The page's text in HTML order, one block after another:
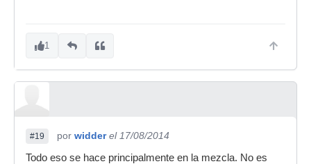
1
#19 por widder el 17/08/2014
Todo eso se hace principalmente en la mezcla. No es